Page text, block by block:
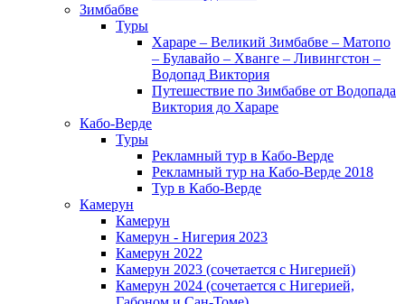
Зимбабве
Туры
Хараре – Великий Зимбабве – Матопо
– Булавайо – Хванге – Ливингстон –
Водопад Виктория
Путешествие по Зимбабве от Водопада
Виктория до Хараре
Кабо-Верде
Туры
Рекламный тур в Кабо-Верде
Рекламный тур на Кабо-Верде 2018
Тур в Кабо-Верде
Камерун
Камерун
Камерун - Нигерия 2023
Камерун 2022
Камерун 2023 (сочетается с Нигерией)
Камерун 2024 (сочетается с Нигерией,